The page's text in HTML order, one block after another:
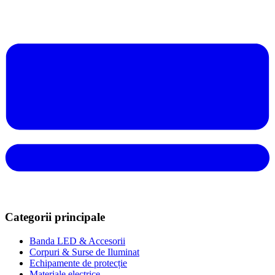
Categorii principale
Banda LED & Accesorii
Corpuri & Surse de Iluminat
Echipamente de protecție